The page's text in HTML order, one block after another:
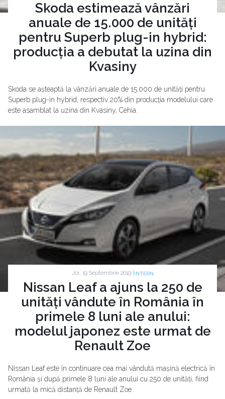
Skoda estimează vânzări
anuale de 15.000 de unități
pentru Superb plug-in hybrid:
producția a debutat la uzina din
Kvasiny
Skoda se așteaptă la vânzări anuale de 15.000 de unități pentru
Superb plug-in hybrid, respectiv 20% din producția modelului care
este asamblat la uzina din Kvasiny, Cehia.
Joi, 19 Septembrie 2019 | INTERN
Nissan Leaf a ajuns la 250 de
unități vândute în România în
primele 8 luni ale anului:
modelul japonez este urmat de
Renault Zoe
Nissan Leaf este în continuare cea mai vândută mașină electrică în
România și după primele 8 luni ale anului cu 250 de unități, fiind
urmată la mică distanță de Renault Zoe.